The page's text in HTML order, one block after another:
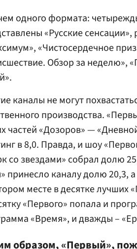
одного формата:
«Русские
«Чистосердечное
Обзор за неделю»,
каналы не могут
производства.
частей «Дозоров» —
в 8,0. Правда, и шоу
со звездами» собрал долю
принесло каналу долю 20,3,
месте в десятке лучших
«Первого» попала и
«Время», и дважды –
образом, «Первый»,